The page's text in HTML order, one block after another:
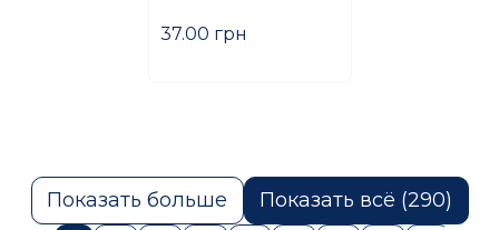
37.00 грн
Показать больше
Показать всё (290)